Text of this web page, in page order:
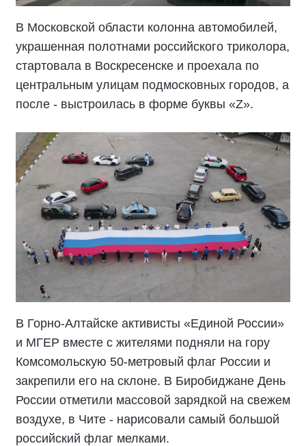
В Московской области колонна автомобилей,
украшенная полотнами российского триколора,
стартовала в Воскресенске и проехала по
центральным улицам подмосковных городов, а
после - выстроилась в форме буквы «Z».
В Горно-Алтайске активисты «Единой России»
и МГЕР вместе с жителями подняли на гору
Комсомольскую 50-метровый флаг России и
закрепили его на склоне. В Биробиджане День
России отметили массовой зарядкой на свежем
воздухе, в Чите - нарисовали самый большой
российский флаг мелками.